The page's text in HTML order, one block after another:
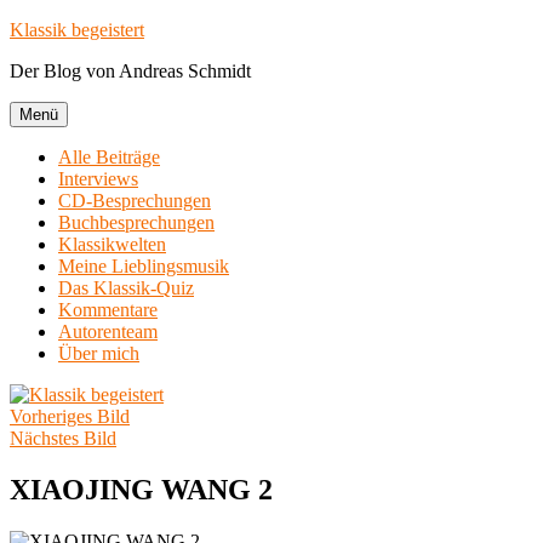
Zum
springen
Klassik begeistert
Der Blog von Andreas Schmidt
Menü
Alle Beiträge
Interviews
CD-Besprechungen
Buchbesprechungen
Klassikwelten
Meine Lieblingsmusik
Das Klassik-Quiz
Kommentare
Autorenteam
Über mich
Vorheriges Bild
Nächstes Bild
XIAOJING WANG 2